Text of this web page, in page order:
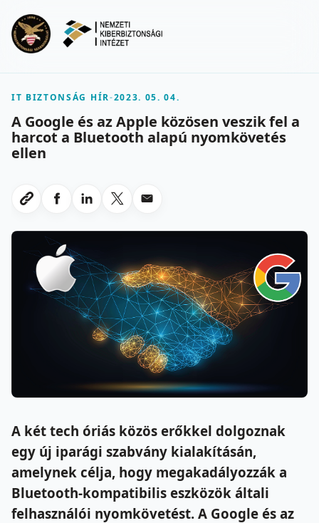
IT BIZTONSÁG HÍR-2023. 05. 04.
A Google és az Apple közösen veszik fel a
harcot a Bluetooth alapú nyomkövetés
ellen
Link masolasa
Megosztas Facebookon
Megosztas LinkedInen
Megosztas X-en
Megosztas emailben
A két tech óriás közös erőkkel dolgoznak
egy új iparági szabvány kialakításán,
amelynek célja, hogy megakadályozzák a
Bluetooth-kompatibilis eszközök általi
felhasználói nyomkövetést. A Google és az